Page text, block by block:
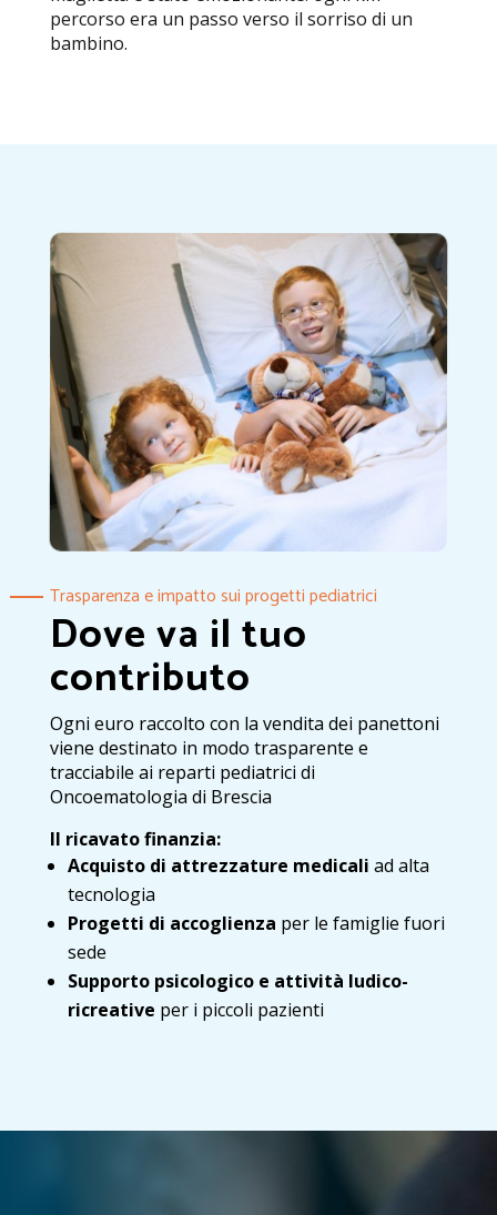
percorso era un passo verso il sorriso di un
bambino.
Trasparenza e impatto sui progetti pediatrici
Dove va il tuo
contributo
Ogni euro raccolto con la vendita dei panettoni
viene destinato in modo trasparente e
tracciabile ai reparti pediatrici di
Oncoematologia di Brescia
Il ricavato finanzia:
Acquisto di attrezzature medicali ad alta
tecnologia
Progetti di accoglienza per le famiglie fuori
sede
Supporto psicologico e attività ludico-
ricreative per i piccoli pazienti